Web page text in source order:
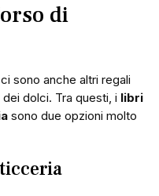
di
sono anche altri regali
dolci. Tra questi, i libri
sono due opzioni molto